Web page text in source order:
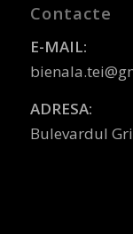
Contacte
E-MAIL:
ADRESA:
Bulevardul